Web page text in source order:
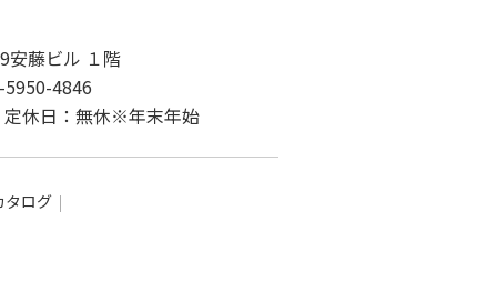
安藤ビル １階
5950-4846
休日：無休※年末年始
タログ